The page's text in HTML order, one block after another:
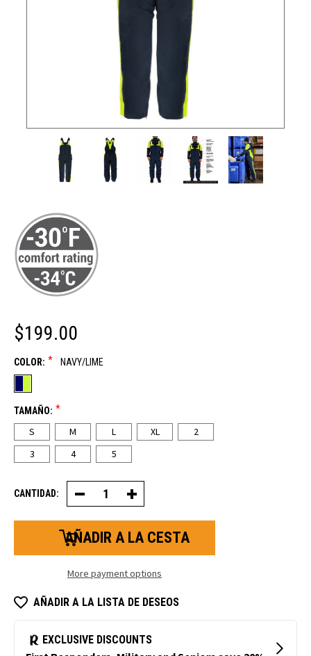
$199.00
COLOR: * NAVY/LIME
TAMAÑO: *
S M L XL
2
3
4 5
CANTIDAD: Disminución
de
la
cantidad
de
de
en
Endurance
Drive
Aumentar
la
cantidad
monos
almacenamiento
frío
Drive
More payment options
AÑADIR A LA LISTA DE DESEOS